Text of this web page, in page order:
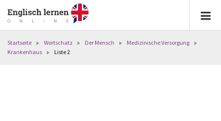
Startseite Wortschatz Der Mensch
Medizinische Versorgung
Krankenhaus
Liste 2